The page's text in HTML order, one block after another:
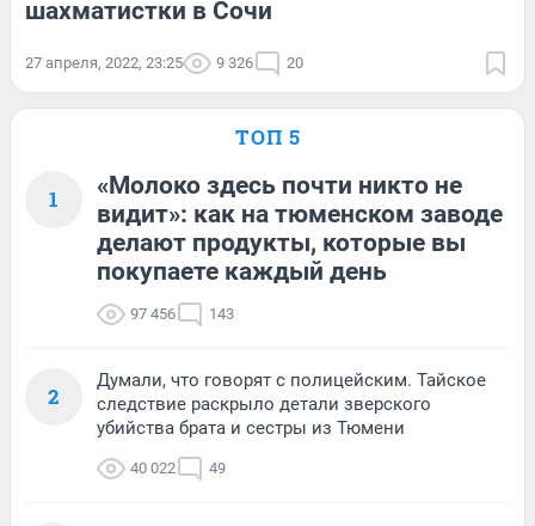
шахматистки в Сочи
27 апреля, 2022, 23:25 9 326 20
ТОП 5
1
«Молоко здесь почти никто не
видит»: как на тюменском заводе
делают продукты, которые вы
покупаете каждый день
97 456 143
2
Думали, что говорят с полицейским. Тайское
следствие раскрыло детали зверского
убийства брата и сестры из Тюмени
40 022 49